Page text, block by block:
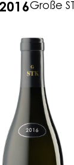
2016Große